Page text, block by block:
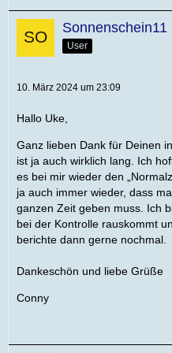
Sonnenschein11
User
10. März 2024 um 23:09
Hallo Uke,
Ganz lieben Dank für Deinen
ist ja auch wirklich lang. Ich
es bei mir wieder den
ja auch immer wieder, dass
ganzen Zeit geben muss. Ich
bei der Kontrolle rauskommt
berichte dann gerne nochmal.
Dankeschön und liebe Grüße
Conny